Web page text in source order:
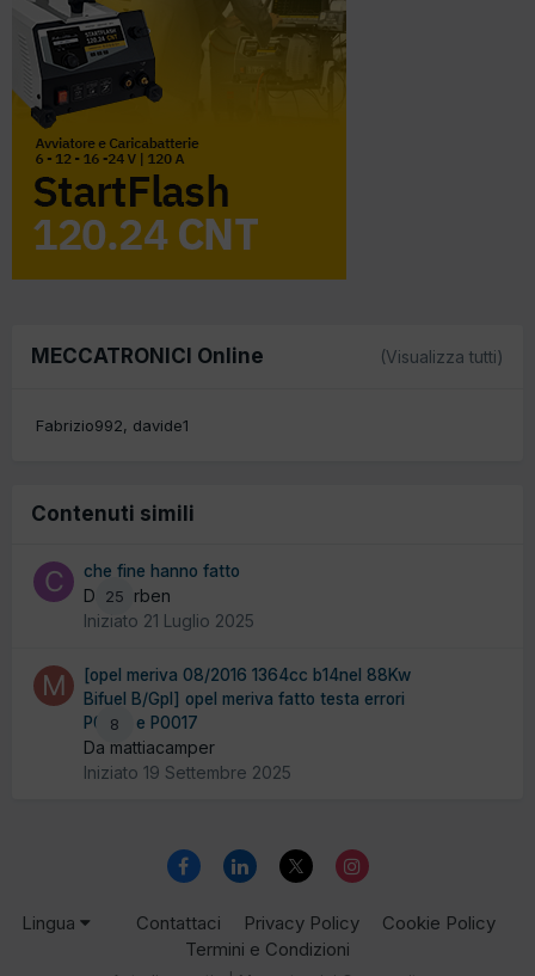
MECCATRONICI Online (Visualizza tutti)
Fabrizio992 davide1
Contenuti simili
25
che fine hanno fatto
Da ciorben
Iniziato 21 Luglio 2025
8
[opel meriva 08/2016 1364cc b14nel 88Kw
Bifuel B/Gpl] opel meriva fatto testa errori
P0016 e P0017
Da mattiacamper
Iniziato 19 Settembre 2025
Lingua Contattaci Privacy Policy
Cookie Policy
Termini e Condizioni